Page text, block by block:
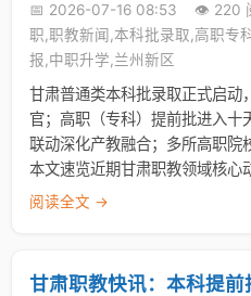
📅 2026-07-16 08:53 👁️ 220
职,职教新闻,本科批录取,高职专
报,中职升学,兰州新区
甘肃普通类本科批录取正式启
官；高职（专科）提前批进入十
联动深化产教融合；多所高职院
本文速览近期甘肃职教领域核心
阅读全文 →
甘肃职教快讯：本科提